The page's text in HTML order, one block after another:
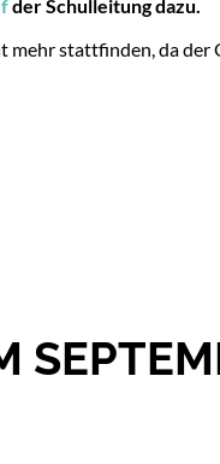
der Schulleitung dazu.
stattfinden, da der